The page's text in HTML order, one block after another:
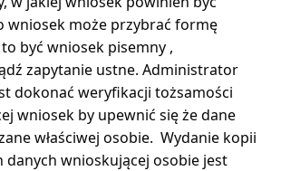
wniosek może przybrać formę
być wniosek pisemny ,
zapytanie ustne. Administrator
dokonać weryfikacji tożsamości
wniosek by upewnić się że dane
właściwej osobie. Wydanie kopii
danych wnioskującej osobie jest